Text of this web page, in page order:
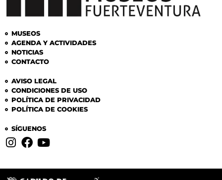
MUSEOS
AGENDA Y ACTIVIDADES
NOTICIAS
CONTACTO
AVISO LEGAL
CONDICIONES DE USO
POLÍTICA DE PRIVACIDAD
POLÍTICA DE COOKIES
SÍGUENOS